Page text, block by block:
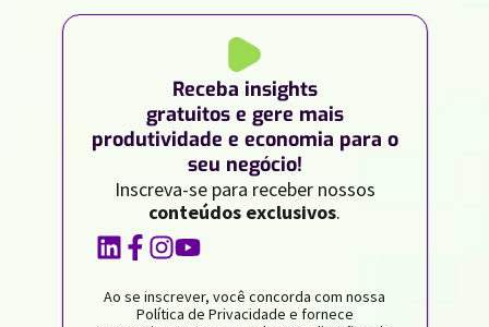
Receba insights
gratuitos e gere mais
produtividade e economia para o
seu negócio!
Inscreva-se para receber nossos
conteúdos exclusivos.
Ao se inscrever, você concorda com nossa
Política de Privacidade e fornece